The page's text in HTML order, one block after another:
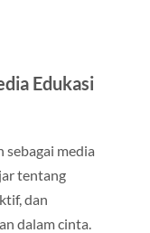
Edukasi
media
tentang
dan
dalam cinta.